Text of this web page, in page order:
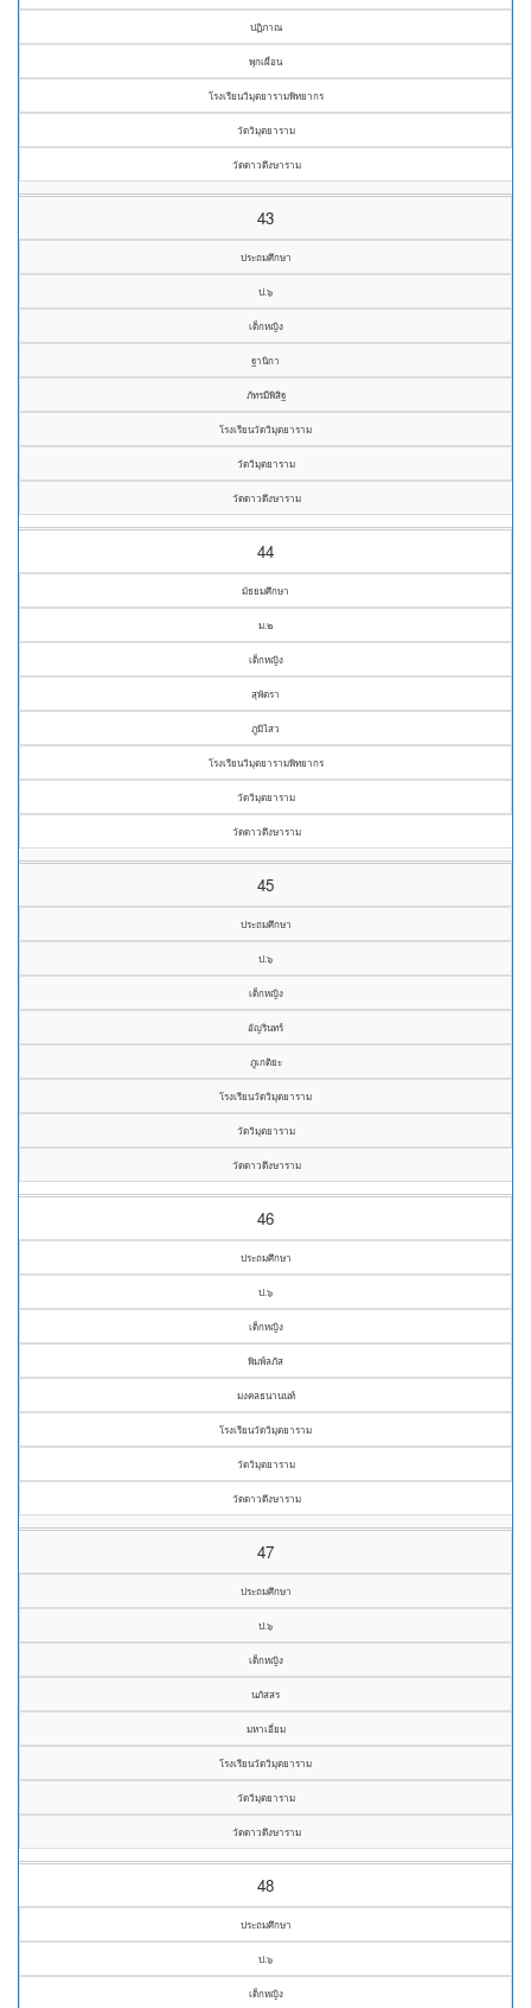
ปฏิภาณ
พุกเผื่อน
โรงเรียนวิมุตยารามพิทยากร
วัดวิมุตยาราม
วัดดาวดึงษาราม
43
ประถมศึกษา
ป.๖
เด็กหญิง
ฐานิกา
ภัทรมีพิสิฐ
โรงเรียนวัดวิมุตยาราม
วัดวิมุตยาราม
วัดดาวดึงษาราม
44
มัธยมศึกษา
ม.๒
เด็กหญิง
สุพัตรา
ภูมิไสว
โรงเรียนวิมุตยารามพิทยากร
วัดวิมุตยาราม
วัดดาวดึงษาราม
45
ประถมศึกษา
ป.๖
เด็กหญิง
อัญรินทร์
ภูเกติยะ
โรงเรียนวัดวิมุตยาราม
วัดวิมุตยาราม
วัดดาวดึงษาราม
46
ประถมศึกษา
ป.๖
เด็กหญิง
พิมพ์ลภัส
มงคลธนานนท์
โรงเรียนวัดวิมุตยาราม
วัดวิมุตยาราม
วัดดาวดึงษาราม
47
ประถมศึกษา
ป.๖
เด็กหญิง
นภัสสร
มหาเอี่ยม
โรงเรียนวัดวิมุตยาราม
วัดวิมุตยาราม
วัดดาวดึงษาราม
48
ประถมศึกษา
ป.๖
เด็กหญิง